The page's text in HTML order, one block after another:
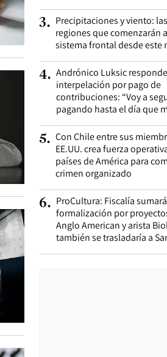
3. Precipitaciones y viento:
regiones que comenzarán
sistema frontal desde este
4. Andrónico Luksic
interpelación por pago de
contribuciones: “Voy a
pagando hasta el día que
5. Con Chile entre sus
EE.UU. crea fuerza
países de América para
crimen organizado
6. ProCultura: Fiscalía sumará
formalización por
Anglo American y arista
también se trasladaría a